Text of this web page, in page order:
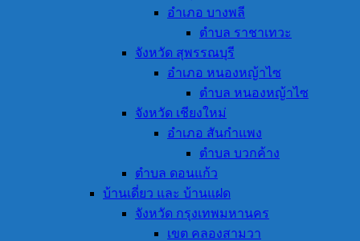
อำเภอ บางพลี
ตำบล ราชาเทวะ
จังหวัด สุพรรณบุรี
อำเภอ หนองหญ้าไซ
ตำบล หนองหญ้าไซ
จังหวัด เชียงใหม่
อำเภอ สันกำแพง
ตำบล บวกค้าง
ตำบล ดอนแก้ว
บ้านเดี่ยว และ บ้านแฝด
จังหวัด กรุงเทพมหานคร
เขต คลองสามวา